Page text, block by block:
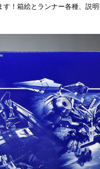
す！箱絵とランナー各種、説